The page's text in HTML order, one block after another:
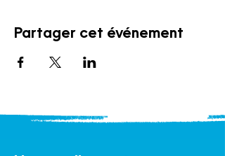
Partager cet événement